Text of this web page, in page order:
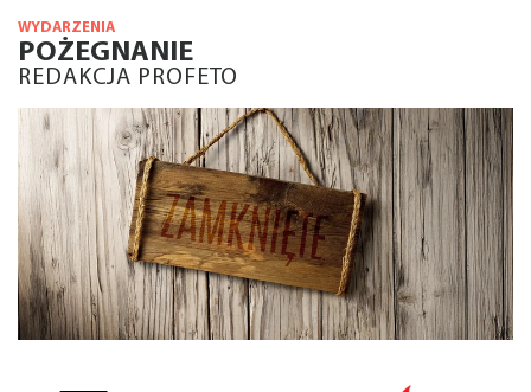
WYDARZENIA
POŻEGNANIE
REDAKCJA PROFETO